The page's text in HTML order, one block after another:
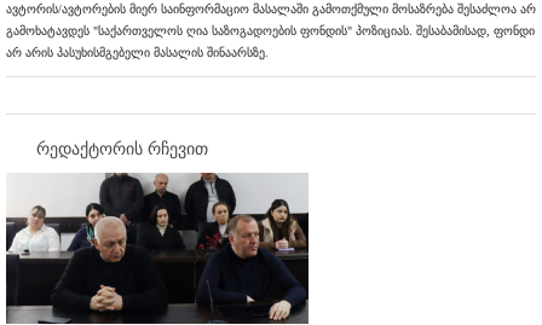
ავტორის/ავტორების მიერ საინფორმაციო მასალაში გამოთქმული მოსაზრება შესაძლოა არ
გამოხატავდეს "საქართველოს ღია საზოგადოების ფონდის" პოზიციას. შესაბამისად, ფონდი
არ არის პასუხისმგებელი მასალის შინაარსზე.
რედაქტორის რჩევით